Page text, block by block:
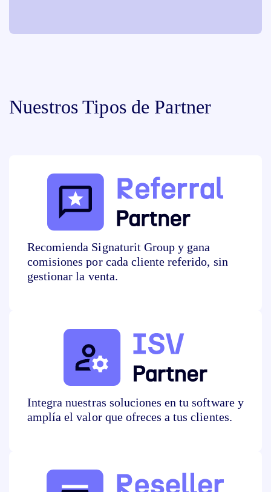
Nuestros Tipos de Partner
Recomienda Signaturit Group y gana
comisiones por cada cliente referido, sin
gestionar la venta.
Integra nuestras soluciones entu software y
amplía el valor que ofreces a tus clientes.